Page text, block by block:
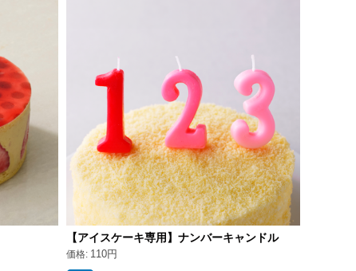
【アイスケーキ専用】ナンバーキャンドル
110円